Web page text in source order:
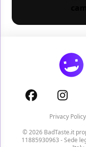
Privacy Policy
© 2026 BadTaste.it
11885930963 - Sede